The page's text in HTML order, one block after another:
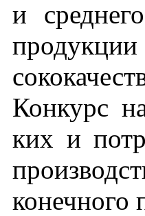
и
Кон­курс
ких и
ко­неч­но­го